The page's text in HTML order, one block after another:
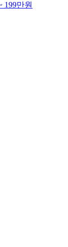
199만원